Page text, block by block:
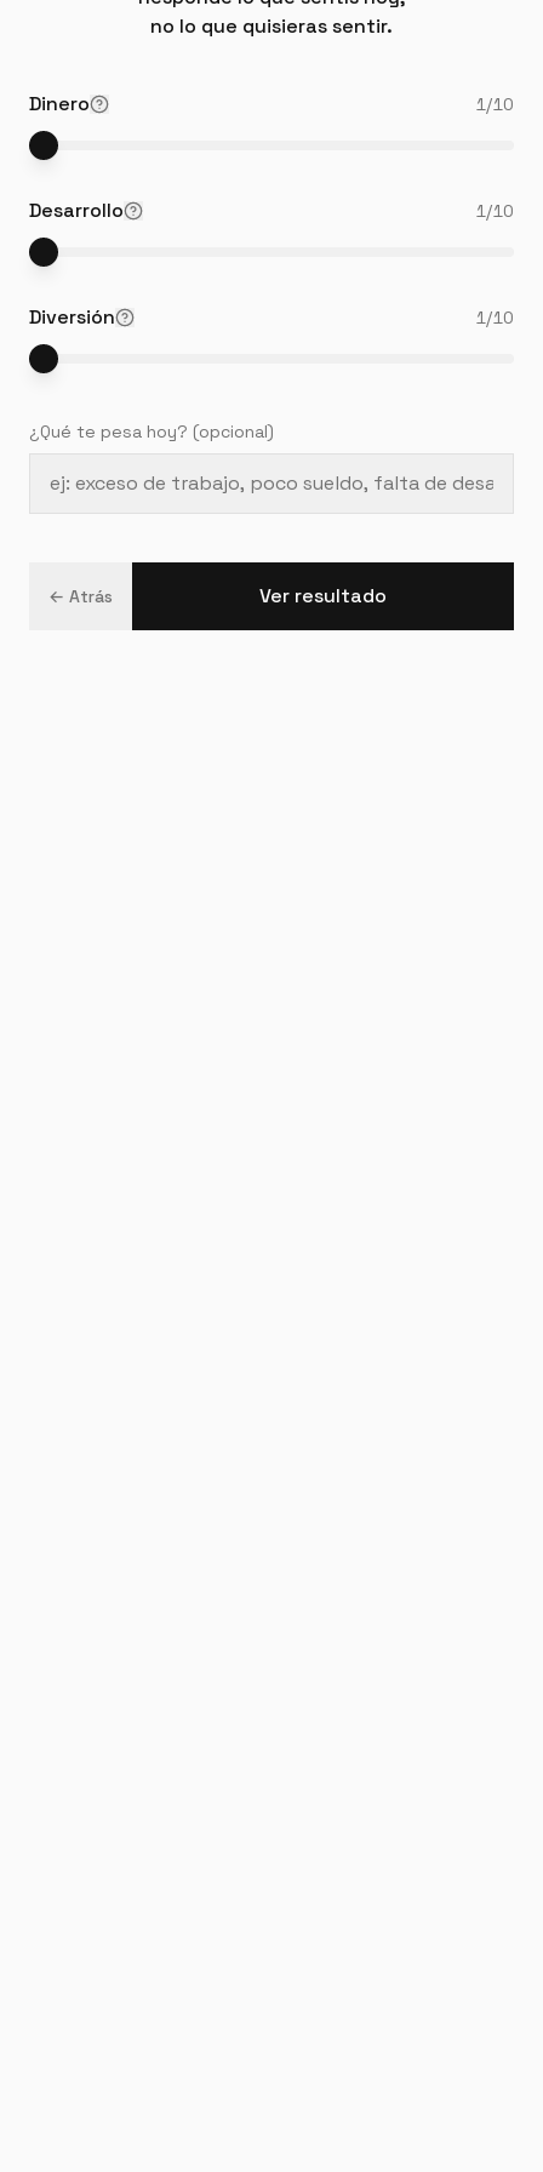
no lo que quisieras sentir.
Dinero 1/10
Desarrollo 1/10
Diversión 1/10
¿Qué te pesa hoy? (opcional)
← Atrás Ver resultado